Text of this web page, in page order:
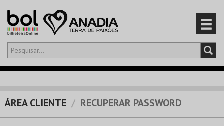
Olá,iniciar sessão
EVENTOS
ÁREA CLIENTE RECUPERAR PASSWORD